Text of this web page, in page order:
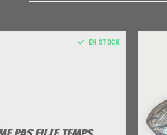
EN STOCK